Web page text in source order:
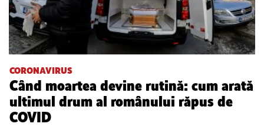
CORONAVIRUS
Când moartea devine rutină: cum arată
ultimul drum al românului răpus de
COVID